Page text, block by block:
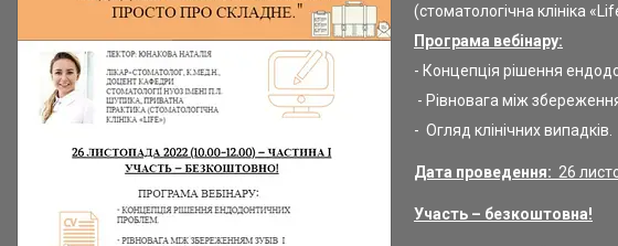
(стоматологічна клініка
Програма вебінару:
- Концепція рішення
- Рівновага між
- Огляд клінічних випадків.
Дата проведення: 26
Участь – безкоштовна!